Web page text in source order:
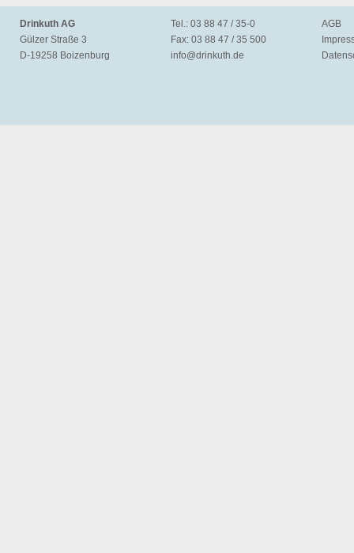
Drinkuth AG
Gülzer Straße 3
D-19258 Boizenburg
Tel.: 03 88 47 / 35-0
Fax: 03 88 47 / 35 500
info@drinkuth.de
AGB